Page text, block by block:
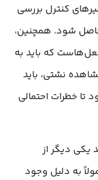
کنترل بررسی
شود. همچنین،
که باید به
نشتی، باید
تا خطرات احتمالی
یکی دیگر از
به دلیل وجود